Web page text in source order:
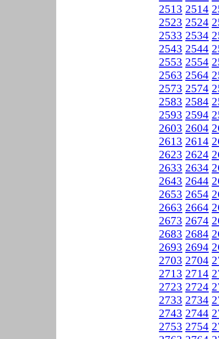
2513 2514
2523 2524
2533 2534
2543 2544
2553 2554
2563 2564
2573 2574
2583 2584
2593 2594
2603 2604
2613 2614
2623 2624
2633 2634
2643 2644
2653 2654
2663 2664
2673 2674
2683 2684
2693 2694
2703 2704
2713 2714
2723 2724
2733 2734
2743 2744
2753 2754